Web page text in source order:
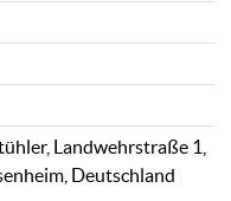
Landwehrstraße 1,
Deutschland